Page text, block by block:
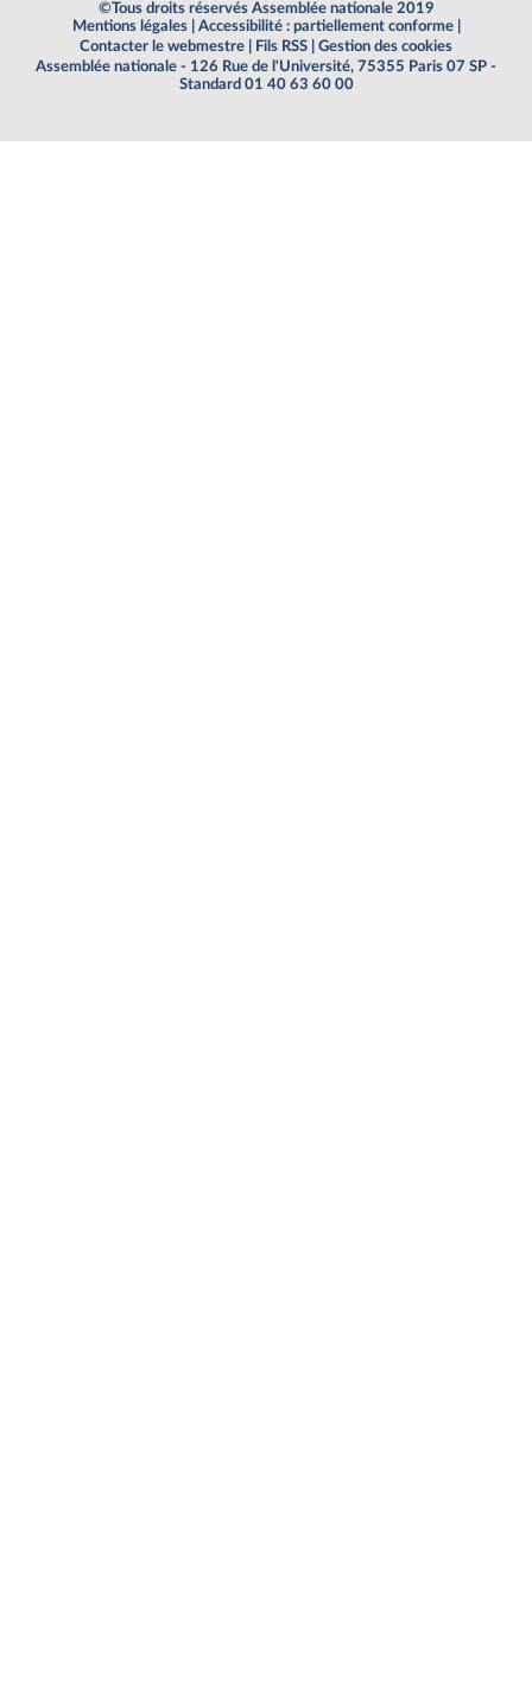
©Tous droits réservés Assemblée nationale 2019
Mentions légales
Accessibilité : partiellement conforme
Contacter le webmestre
Fils RSS
Gestion des cookies
Assemblée nationale - 126 Rue de l'Université, 75355 Paris 07 SP -
Standard 01 40 63 60 00